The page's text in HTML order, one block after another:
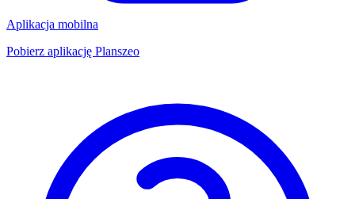
Aplikacja mobilna
Pobierz aplikację Planszeo